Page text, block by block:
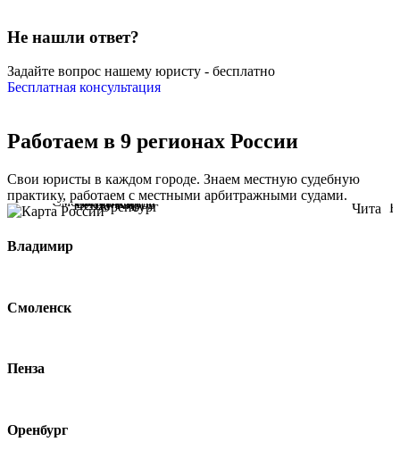
Не нашли ответ?
Задайте вопрос нашему юристу - бесплатно
Бесплатная консультация
Работаем в 9 регионах России
Свои юристы в каждом городе. Знаем местную судебную
практику, работаем с местными арбитражными судами.
Владимир
Смоленск
Пенза
Оренбург